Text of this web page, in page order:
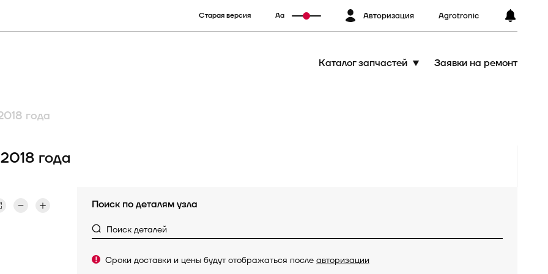
Старая версия Аа Авторизация Agrotronic
Каталог запчастей Заявки на ремонт
года
года
Поиск по деталям узла
Поиск деталей
Сроки доставки и цены будут отображаться после авторизации